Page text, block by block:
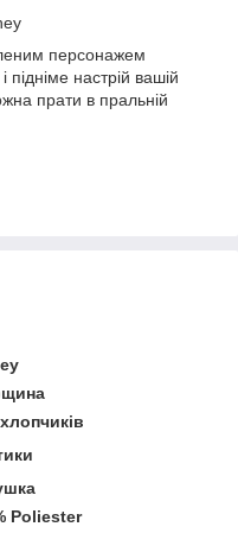
персонажем
підніме настрій вашій
прати в пральній
Poliester